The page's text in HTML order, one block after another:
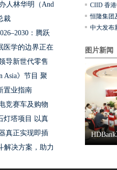
人林华明（And
裁
：腾跃
医学的边界正在
导新世代零售
Asia》节目 聚
置业指南
竞赛车及购物
灯塔项目 以真
真正实现即插
解决方案，助力
CIID 香
恒隆集团
中大发布
图片新闻